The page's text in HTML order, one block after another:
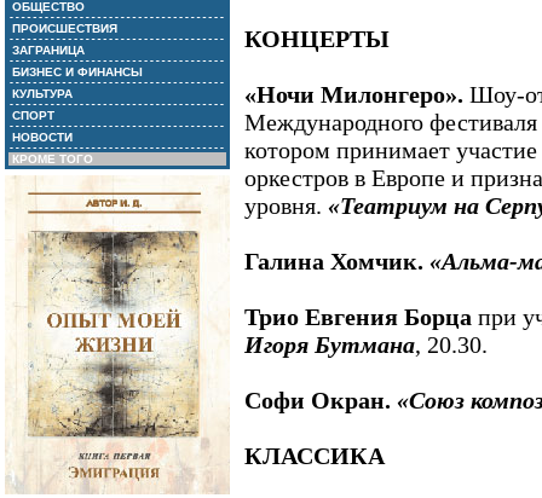
ОБЩЕСТВО
ПРОИСШЕСТВИЯ
ЗАГРАНИЦА
БИЗНЕС И ФИНАНСЫ
КУЛЬТУРА
СПОРТ
НОВОСТИ
КРОМЕ ТОГО
КОНЦЕРТЫ
«Ночи Милонгеро». Шоу-
Международного фестиваля
котором принимает
оркестров в Европе и
уровня. «Театриум на
Галина Хомчик. «Альма-
Трио Евгения Борца при
Игоря Бутмана, 20.30.
Софи Окран. «Союз
КЛАССИКА